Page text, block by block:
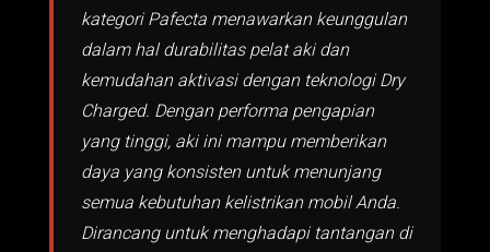
kategori Pafecta menawarkan keunggulan
dalam hal durabilitas pelat aki dan
kemudahan aktivasi dengan teknologi Dry
Charged. Dengan performa pengapian
yang tinggi, aki ini mampu memberikan
daya yang konsisten untuk menunjang
semua kebutuhan kelistrikan mobil Anda.
Dirancang untuk menghadapi tantangan di